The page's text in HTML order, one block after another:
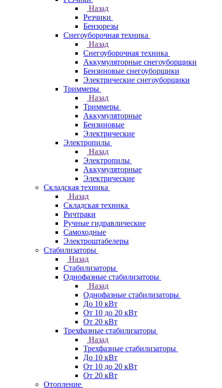
Назад
Резчики
Бензорезы
Снегоуборочная техника
Назад
Снегоуборочная техника
Аккумуляторные снегоуборщики
Бензиновые снегоуборщики
Электрические снегоуборщики
Триммеры
Назад
Триммеры
Аккумуляторные
Бензиновые
Электрические
Электропилы
Назад
Электропилы
Аккумуляторные
Электрические
Складская техника
Назад
Складская техника
Ричтраки
Ручные гидравлические
Самоходные
Электроштабелеры
Стабилизаторы
Назад
Стабилизаторы
Однофазные стабилизаторы
Назад
Однофазные стабилизаторы
До 10 кВт
От 10 до 20 кВт
От 20 кВт
Трехфазные стабилизаторы
Назад
Трехфазные стабилизаторы
До 10 кВт
От 10 до 20 кВт
От 20 кВт
Отопление